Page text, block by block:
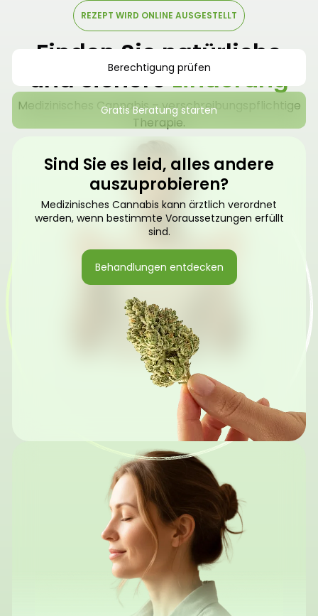
REZEPT WIRD ONLINE AUSGESTELLT
Finden Sie natürliche
und sichereLinderung
Medizinisches Cannabis – verschreibungspflichtige
Therapie.
Berechtigung prüfen
Gratis Beratung starten
Sind Sie es leid, alles andere
auszuprobieren?
Medizinisches Cannabis kann ärztlich verordnet
werden, wenn bestimmte Voraussetzungen erfüllt
sind.
Behandlungen entdecken